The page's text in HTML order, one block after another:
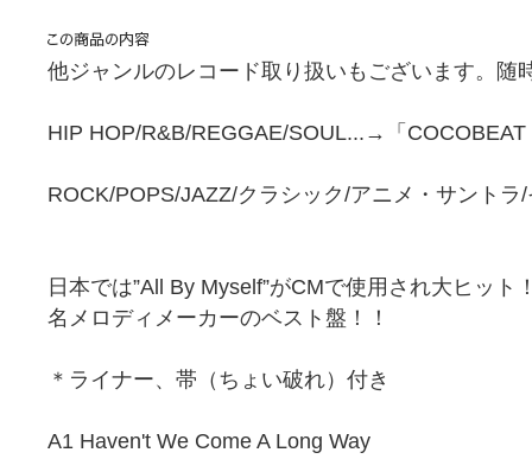
他ジャンルのレコード取り扱いもございます。随
HIP HOP/R&B/REGGAE/SOUL...→「COCOBEAT
ROCK/POPS/JAZZ/クラシック/アニメ・サント
日本では”All By Myself”がCMで使用され大ヒット
名メロディメーカーのベスト盤！！
＊ライナー、帯（ちょい破れ）付き
A1 Haven't We Come A Long Way